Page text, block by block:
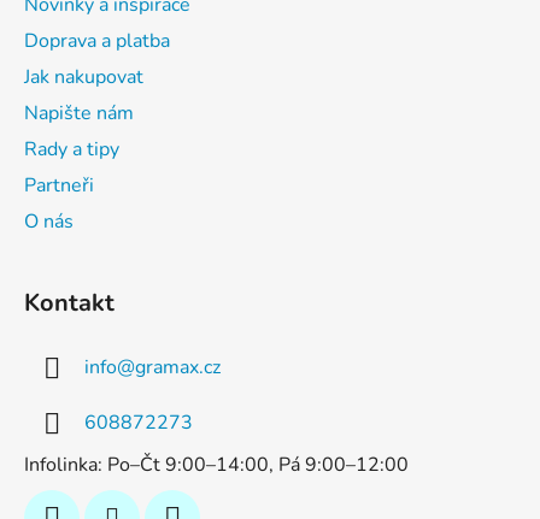
Doprava a platba
Jak nakupovat
Napište nám
Rady a tipy
Partneři
O nás
Kontakt
info@gramax.cz
608872273
Infolinka: Po–Čt 9:00–14:00, Pá 9:00–12:00